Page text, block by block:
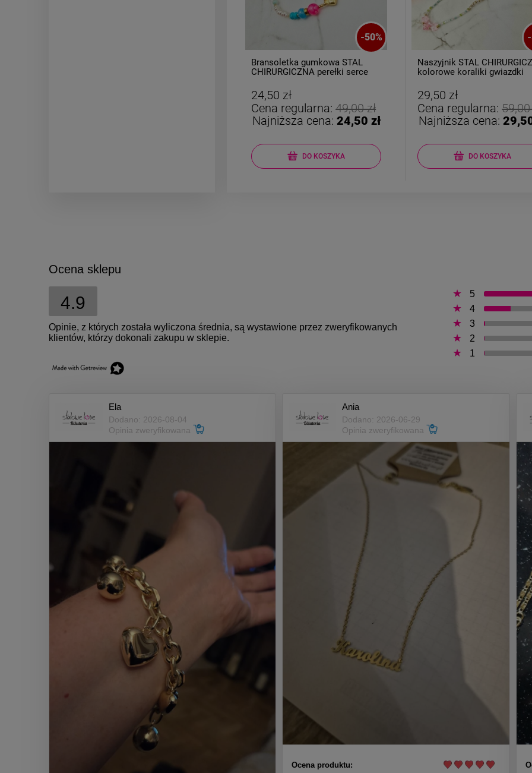
-50%
Bransoletka gumkowa STAL
CHIRURGICZNA perełki serce
24,50 zł
Cena regularna:49,00 zł
Najniższa cena: 24,50 zł
DO KOSZYKA
-
Naszyjnik STAL
kolorowe koraliki gwiazdki
29,50 zł
Cena regularna:59,00
Najniższa cena:
DO KOSZYKA
Ocena sklepu
4.9
Opinie, z których została wyliczona średnia, są wystawione przez zweryfikowanych
klientów, którzy dokonali zakupu w sklepie.
5
4
3
2
1
Ela
Dodano: 2026-08-04
Opinia zweryfikowana
Ania
Dodano: 2026-06-29
Opinia zweryfikowana
Ocena produktu: